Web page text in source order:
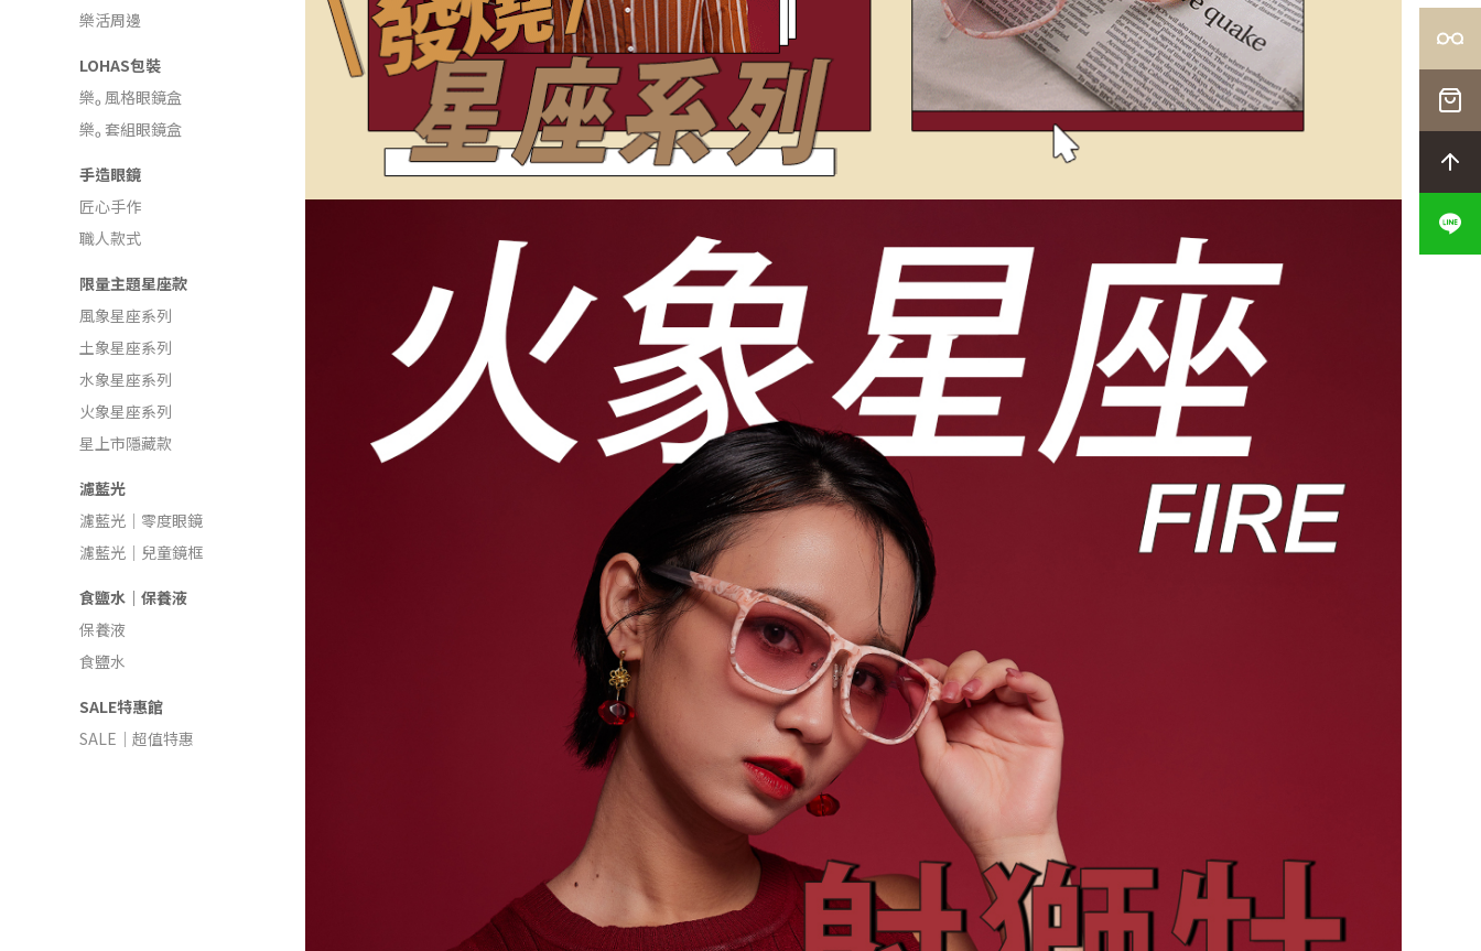
樂活周邊
LOHAS包裝
樂ₒ 風格眼鏡盒
樂ₒ 套組眼鏡盒
手造眼鏡
匠心手作
職人款式
限量主題星座款
風象星座系列
土象星座系列
水象星座系列
火象星座系列
星上市隱藏款
濾藍光
濾藍光｜零度眼鏡
濾藍光｜兒童鏡框
食鹽水｜保養液
保養液
食鹽水
SALE特惠館
SALE｜超值特惠